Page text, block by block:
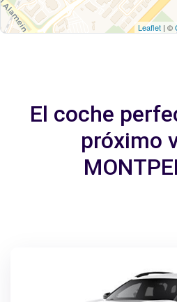
Leaflet | ©
El coche
próximo